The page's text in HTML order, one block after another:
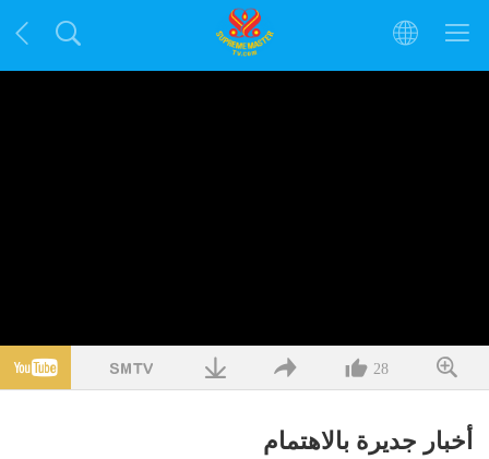
28
أخبار جديرة بالاهتمام